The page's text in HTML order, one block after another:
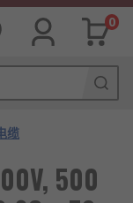
0
缆
500